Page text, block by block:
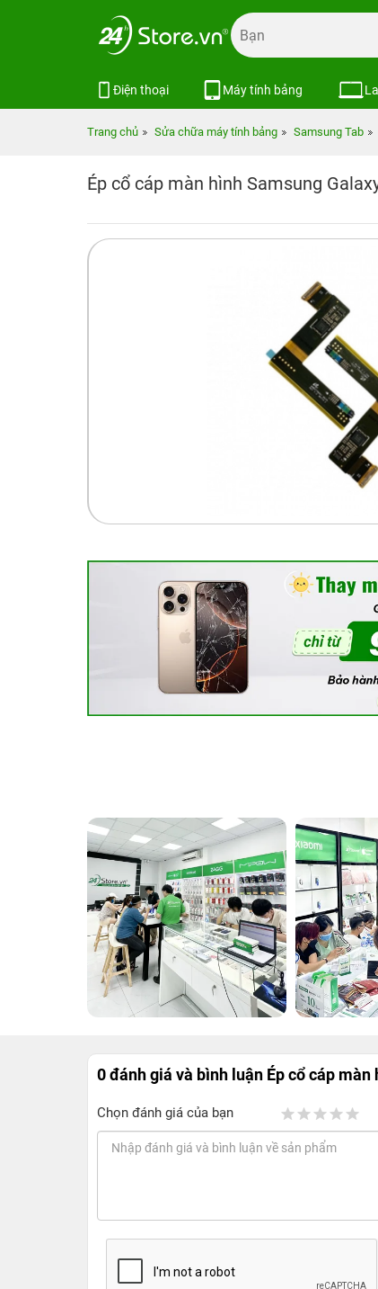
Điện thoại Máy tính bảng
Trang chủ Sửa chữa máy tính bảng Samsung Tab
Ép cổ cáp màn hình Samsung
0 đánh giá và bình luận Ép cổ cáp màn
Chọn đánh giá của bạn